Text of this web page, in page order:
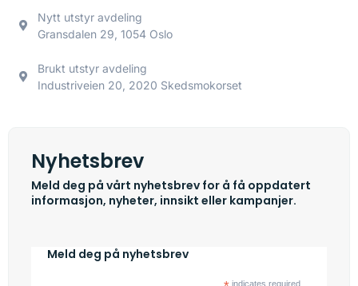
Nytt utstyr avdeling
Gransdalen 29, 1054 Oslo
Brukt utstyr avdeling
Industriveien 20, 2020 Skedsmokorset
Nyhetsbrev
Meld deg på vårt nyhetsbrev for å få oppdatert
informasjon, nyheter, innsikt eller kampanjer.
Meld deg på nyhetsbrev
indicates required